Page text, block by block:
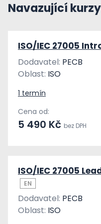
Navazující kurzy
ISO/IEC 27005
Dodavatel: PECB
Oblast: ISO
1 termín
Cena od:
5 490 Kč bez DPH
ISO/IEC 27005
EN
Dodavatel: PECB
Oblast: ISO